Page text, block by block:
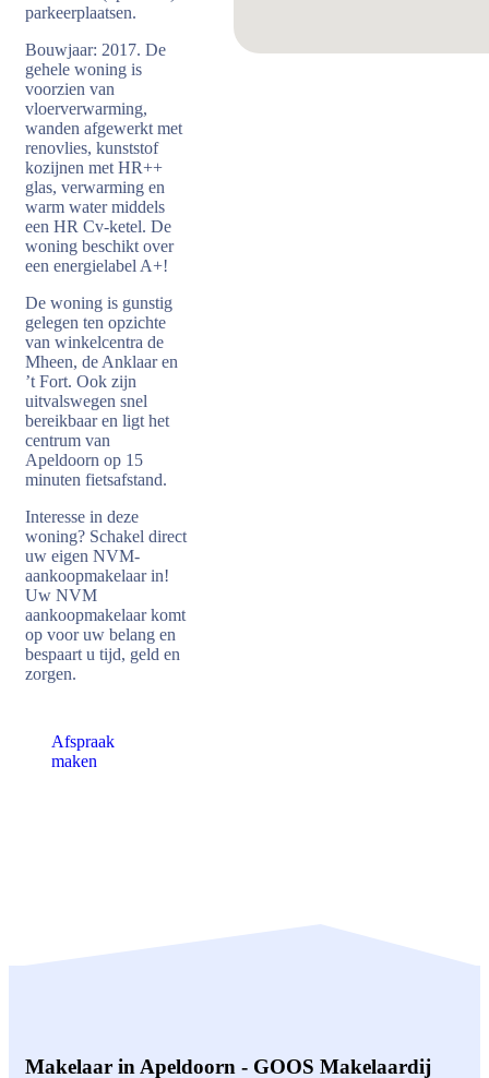
parkeerplaatsen.
Bouwjaar: 2017. De
gehele woning is
voorzien van
vloerverwarming,
wanden afgewerkt met
renovlies, kunststof
kozijnen met HR++
glas, verwarming en
warm water middels
een HR Cv-ketel. De
woning beschikt over
een energielabel A+!
De woning is gunstig
gelegen ten opzichte
van winkelcentra de
Mheen, de Anklaar en
’t Fort. Ook zijn
uitvalswegen snel
bereikbaar en ligt het
centrum van
Apeldoorn op 15
minuten fietsafstand.
Interesse in deze
woning? Schakel direct
uw eigen NVM-
aankoopmakelaar in!
Uw NVM
aankoopmakelaar komt
op voor uw belang en
bespaart u tijd, geld en
zorgen.
Afspraak
maken
Makelaar in Apeldoorn - GOOS Makelaardij